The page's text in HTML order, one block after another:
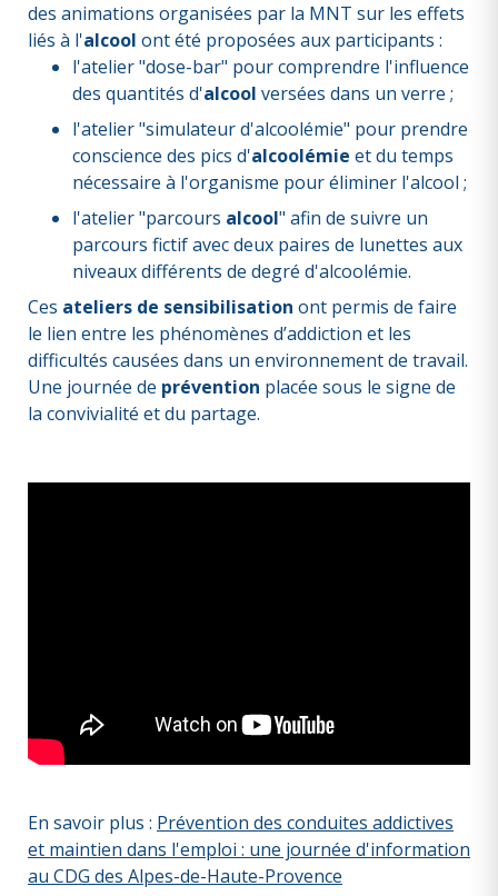
des animations organisées par la MNT sur les effets
liés à l'alcool ont été proposées aux participants :
l'atelier "dose-bar" pour comprendre l'influence
des quantités d'alcool versées dans un verre ;
l'atelier "simulateur d'alcoolémie" pour prendre
conscience des pics d'alcoolémie et du temps
nécessaire à l'organisme pour éliminer l'alcool ;
l'atelier "parcours alcool" afin de suivre un
parcours fictif avec deux paires de lunettes aux
niveaux différents de degré d'alcoolémie.
Ces ateliers de sensibilisation ont permis de faire
le lien entre les phénomènes d’addiction et les
difficultés causées dans un environnement de travail.
Une journée de prévention placée sous le signe de
la convivialité et du partage.
En savoir plus : Prévention des conduites addictives
et maintien dans l'emploi : une journée d'information
au CDG des Alpes-de-Haute-Provence